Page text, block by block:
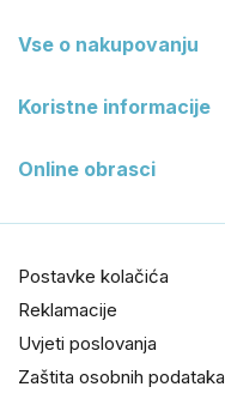
Vse o nakupovanju
Koristne informacije
Online obrasci
Postavke kolačića
Reklamacije
Uvjeti poslovanja
Zaštita osobnih podataka